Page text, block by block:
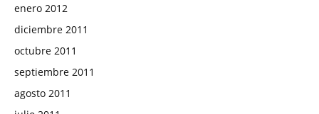
enero 2012
diciembre 2011
octubre 2011
septiembre 2011
agosto 2011